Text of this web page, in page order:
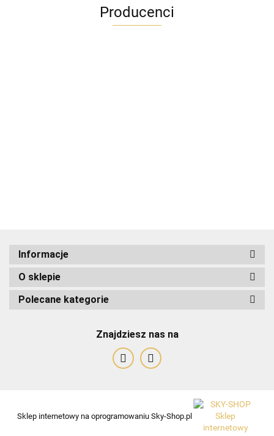
Producenci
Alessandro Paoli
Informacje
O sklepie
Polecane kategorie
Znajdziesz nas na
Sklep internetowy na oprogramowaniu Sky-Shop.pl